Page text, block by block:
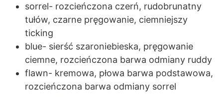
sorrel- rozcieńczona czerń, rudobrunatny
tułów, czarne pręgowanie, ciemniejszy
ticking
blue- sierść szaroniebieska, pręgowanie
ciemne, rozcieńczona barwa odmiany ruddy
flawn- kremowa, płowa barwa podstawowa,
rozcieńczona barwa odmiany sorrel